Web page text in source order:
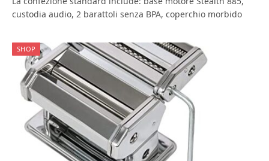
custodia audio, 2 barattoli senza BPA, coperchio morbido
SHOP